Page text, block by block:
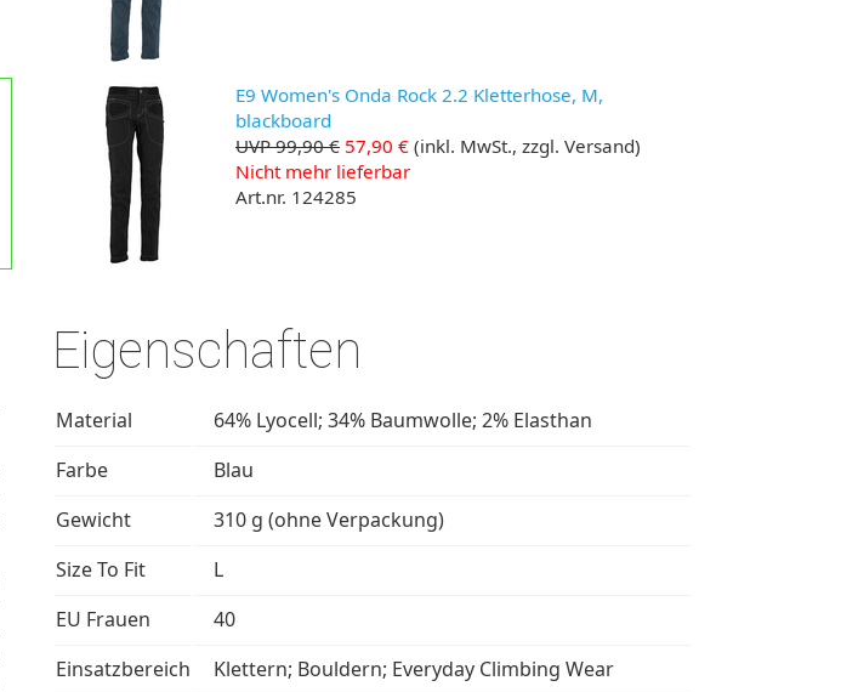
E9 Women's Onda Rock 2.2 Kletterhose, M,
blackboard
UVP 99,90 € 57,90 € (inkl. MwSt., zzgl. Versand)
Nicht mehr lieferbar
Art.nr. 124285
Eigenschaften
Material
64% Lyocell; 34% Baumwolle; 2% Elasthan
Farbe
Blau
Gewicht
310 g (ohne Verpackung)
Size To Fit
L
EU Frauen
40
Einsatzbereich
Klettern; Bouldern; Everyday Climbing Wear